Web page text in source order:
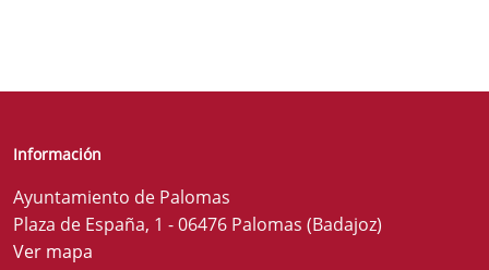
Información
Ayuntamiento de Palomas
Plaza de España, 1 - 06476 Palomas (Badajoz)
Ver mapa